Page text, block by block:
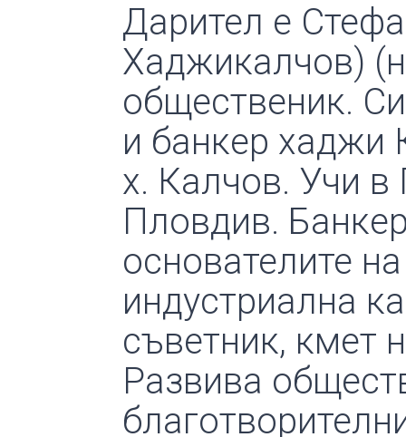
Дарител е
Хаджикалчов)
общественик.
и банкер хаджи
х. Калчов. Учи
Пловдив.
основателите
индустриална
съветник, кмет
Развива